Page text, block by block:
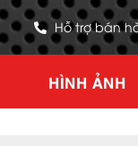
Hỗ trợ bán
HÌNH ẢNH